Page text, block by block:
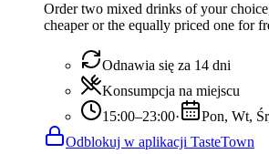
Order two mixed drinks of your
cheaper or the equally priced one for
Odnawia się za 14 dni
Konsumpcja na miejscu
15:00–23:00· Pon, Wt,
Odblokuj w aplikacji TasteTown